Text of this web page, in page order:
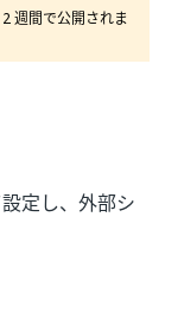
週間で公開されま
定し、外部シ